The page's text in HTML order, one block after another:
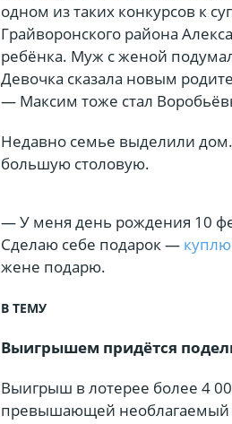
одном из таких конкурсов к
Грайворонского района
ребёнка. Муж с женой
Девочка сказала новым
— Максим тоже стал
Недавно семье выделили
большую столовую.
— У меня день рождения 10
Сделаю себе подарок — куплю
жене подарю.
В ТЕМУ
Выигрышем придётся
Выигрыш в лотерее более 4
превышающей необлагаемый